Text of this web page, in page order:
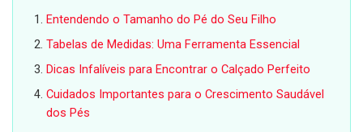
Entendendo o Tamanho do Pé do Seu Filho
Tabelas de Medidas: Uma Ferramenta Essencial
Dicas Infalíveis para Encontrar o Calçado Perfeito
Cuidados Importantes para o Crescimento Saudável
dos Pés